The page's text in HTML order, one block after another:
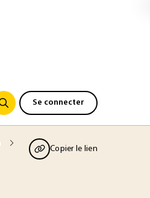
Se connecter
Copier le lien